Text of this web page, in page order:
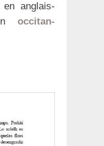
anglais-
occitan-